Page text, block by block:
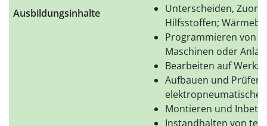
Ausbildungsinhalte
Unterscheiden,
Hilfsstoffen;
Programmieren von
Maschinen oder
Bearbeiten auf
Aufbauen und Prüfen
Montieren und
Instandhalten von